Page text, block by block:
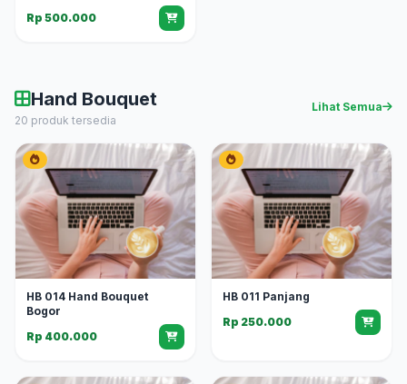
Rp 500.000
Hand Bouquet
20 produk tersedia
Lihat Semua
HB 014 Hand Bouquet
Bogor
Rp 400.000
HB 011 Panjang
Rp 250.000